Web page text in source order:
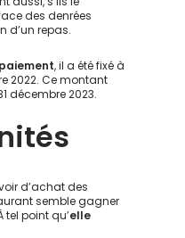
des denrées
d’un repas.
, il a été fixé à
2022. Ce montant
décembre 2023.
d’achat des
semble gagner
point qu’elle